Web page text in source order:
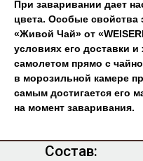
При заваривании дает
цвета. Особые свойства
«Живой Чай» от
условиях его доставки
самолетом прямо с
в морозильной камере
самым достигается его
на момент заваривания.
Состав: